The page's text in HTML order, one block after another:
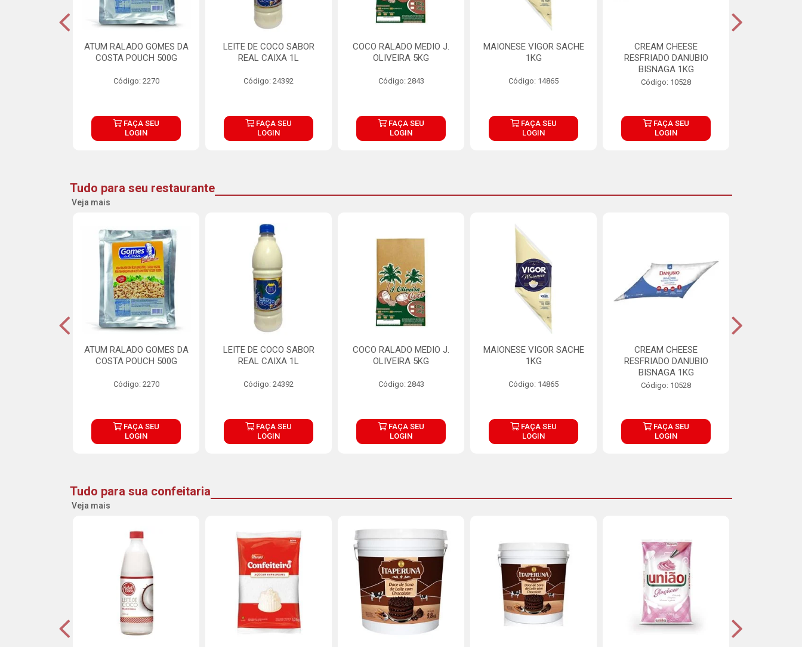
ATUM RALADO GOMES DA
COSTA POUCH 500G
Código: 2270
FAÇA SEU
LOGIN
LEITE DE COCO SABOR
REAL CAIXA 1L
Código: 24392
FAÇA SEU
LOGIN
COCO RALADO MEDIO J.
OLIVEIRA 5KG
Código: 2843
FAÇA SEU
LOGIN
MAIONESE VIGOR SACHE
1KG
Código: 14865
FAÇA SEU
LOGIN
CREAM CHEESE
RESFRIADO DANUBIO
BISNAGA 1KG
Código: 10528
FAÇA SEU
LOGIN
Tudo para seu restaurante
Veja mais
ATUM RALADO GOMES DA
COSTA POUCH 500G
Código: 2270
FAÇA SEU
LOGIN
LEITE DE COCO SABOR
REAL CAIXA 1L
Código: 24392
FAÇA SEU
LOGIN
COCO RALADO MEDIO J.
OLIVEIRA 5KG
Código: 2843
FAÇA SEU
LOGIN
MAIONESE VIGOR SACHE
1KG
Código: 14865
FAÇA SEU
LOGIN
CREAM CHEESE
RESFRIADO DANUBIO
BISNAGA 1KG
Código: 10528
FAÇA SEU
LOGIN
Tudo para sua confeitaria
Veja mais